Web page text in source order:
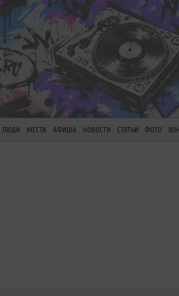
ЛЮДИ МЕСТА АФИША НОВОСТИ СТАТЬИ ФОТО